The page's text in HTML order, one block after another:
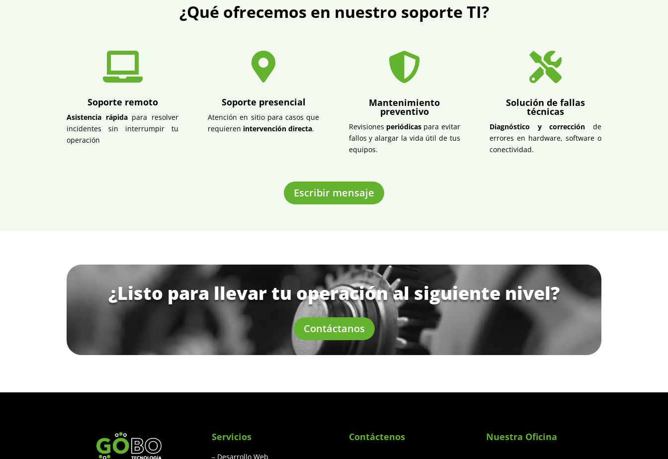
¿Qué ofrecemos en nuestro soporte TI?

Soporte remoto
Asistencia rápidapara resolver
incidentes sin interrumpir tu
operación

Soporte presencial
Atención en sitio para casos que
requieren intervención directa.

Mantenimiento
preventivo
Revisiones periódicas para evitar
fallos y alargar la vida útil de tus
equipos.

Solución de fallas
técnicas
Diagnóstico y corrección de
errores en hardware, software o
conectividad.
Escribir mensaje
¿Listo para llevar tu operación al siguiente nivel?
Contáctanos
Servicios
– Desarrollo Web
Contáctenos Nuestra Oficina